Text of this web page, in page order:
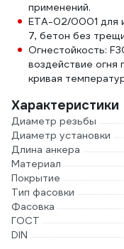
применений.
ETA-02/0001 для
7, бетон без
Огнестойкость:
воздействие
кривая
Характеристики
Диаметр резьбы
Диаметр установки
Длина анкера
Материал
Покрытие
Тип фасовки
Фасовка
ГОСТ
DIN